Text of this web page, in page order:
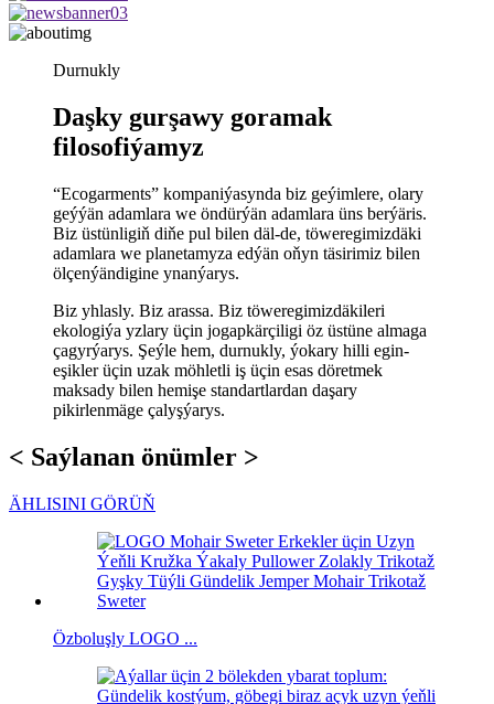
Durnukly
Daşky gurşawy goramak
filosofiýamyz
“Ecogarments” kompaniýasynda biz geýimlere, olary
geýýän adamlara we öndürýän adamlara üns berýäris.
Biz üstünligiň diňe pul bilen däl-de, töweregimizdäki
adamlara we planetamyza edýän oňyn täsirimiz bilen
ölçenýändigine ynanýarys.
Biz yhlasly. Biz arassa. Biz töweregimizdäkileri
ekologiýa yzlary üçin jogapkärçiligi öz üstüne almaga
çagyrýarys. Şeýle hem, durnukly, ýokary hilli egin-
eşikler üçin uzak möhletli iş üçin esas döretmek
maksady bilen hemişe standartlardan daşary
pikirlenmäge çalyşýarys.
< Saýlanan önümler >
ÄHLISINI GÖRÜŇ
Özboluşly LOGO ...